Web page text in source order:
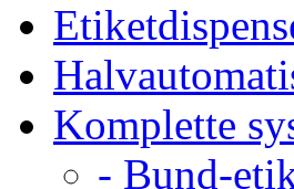
Komplette
- Bund-